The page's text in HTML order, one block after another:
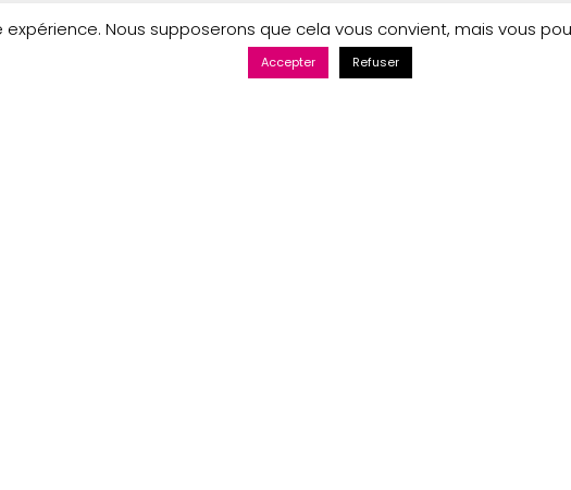
Maintenance web par Bluekat Digital
Nous supposerons que cela vous convient, mais vous
Accepter Refuser